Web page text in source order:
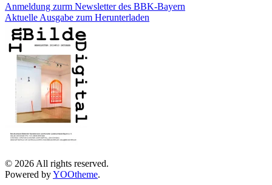
Anmeldung zurm Newsletter des BBK-Bayern
Aktuelle Ausgabe zum Herunterladen
© 2026 All rights reserved.
Powered byYOOtheme.